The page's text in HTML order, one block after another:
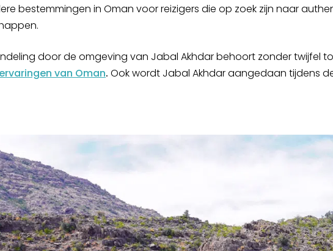
bestemmingen in Oman voor reizigers die op zoek zijn naar
door de omgeving van Jabal Akhdarbehoort zonder twijfel
van Oman. Ook wordt Jabal Akhdar aangedaan tijdens